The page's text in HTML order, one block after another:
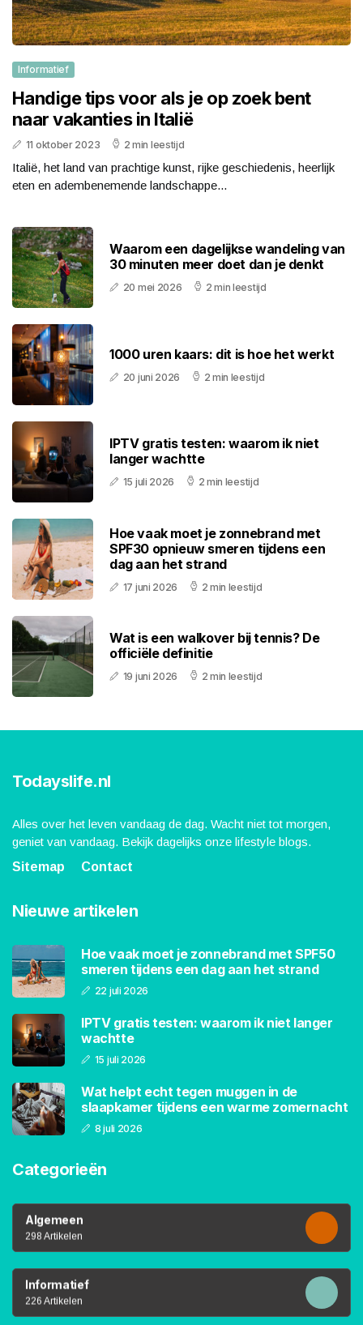
Informatief
Handige tips voor als je op zoek bent
naar vakanties in Italië
11 oktober 2023 2 min leestijd
Italië, het land van prachtige kunst, rijke geschiedenis, heerlijk
eten en adembenemende landschappe...
Waarom een dagelijkse wandeling van
30 minuten meer doet dan je denkt
20 mei 2026 2 min leestijd
1000 uren kaars: dit is hoe het werkt
20 juni 2026 2 min leestijd
IPTV gratis testen: waarom ik niet
langer wachtte
15 juli 2026 2 min leestijd
Hoe vaak moet je zonnebrand met
SPF30 opnieuw smeren tijdens een
dag aan het strand
17 juni 2026 2 min leestijd
Wat is een walkover bij tennis? De
officiële definitie
19 juni 2026 2 min leestijd
Todayslife.nl
Alles over het leven vandaag de dag. Wacht niet tot morgen,
geniet van vandaag. Bekijk dagelijks onze lifestyle blogs.
Sitemap
Contact
Nieuwe artikelen
Hoe vaak moet je zonnebrand met SPF50
smeren tijdens een dag aan het strand
22 juli 2026
IPTV gratis testen: waarom ik niet langer
wachtte
15 juli 2026
Wat helpt echt tegen muggen in de
slaapkamer tijdens een warme zomernacht
8 juli 2026
Categorieën
Algemeen
298 Artikelen
Informatief
226 Artikelen